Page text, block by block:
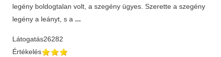
legény boldogtalan volt, a szegény ügyes. Szerette a szegény
legény a leányt, s a ...
Látogatás26282
Értékelés